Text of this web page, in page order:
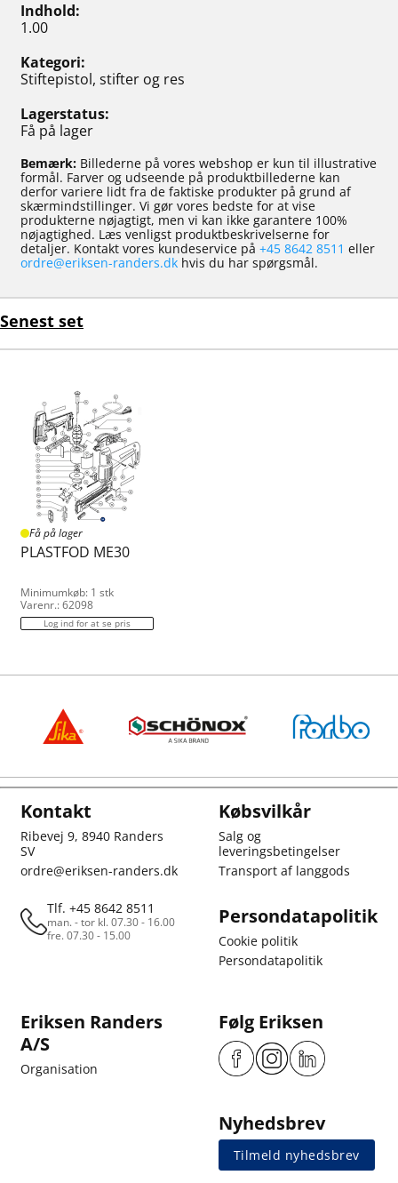
Indhold
1.00
Kategori
Stiftepistol, stifter og res
Lagerstatus
Få på lager
Bemærk: Billederne på vores webshop er kun til illustrative
formål. Farver og udseende på produktbillederne kan
derfor variere lidt fra de faktiske produkter på grund af
skærmindstillinger. Vi gør vores bedste for at vise
produkterne nøjagtigt, men vi kan ikke garantere 100%
nøjagtighed. Læs venligst produktbeskrivelserne for
detaljer. Kontakt vores kundeservice på +45 8642 8511 eller
ordre@eriksen-randers.dk hvis du har spørgsmål.
Senest set
Få på lager
PLASTFOD ME30
Minimumkøb: 1 stk
Varenr.: 62098
Log ind for at se pris
Kontakt
Ribevej 9, 8940 Randers
SV
ordre@eriksen-randers.dk
Tlf. +45 8642 8511
man. - tor kl. 07.30 - 16.00
fre. 07.30 - 15.00
Købsvilkår
Salg og
leveringsbetingelser
Transport af langgods
Persondatapolitik
Cookie politik
Persondatapolitik
Eriksen Randers
A/S
Organisation
Følg Eriksen
Nyhedsbrev
Tilmeld nyhedsbrev